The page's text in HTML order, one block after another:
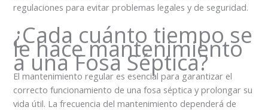
regulaciones para evitar problemas legales y de seguridad.
¿Cada cuánto tiempo se
le hace mantenimiento
a una Fosa Séptica?
El mantenimiento regular es esencial para garantizar el
correcto funcionamiento de una fosa séptica y prolongar su
vida útil. La frecuencia del mantenimiento dependerá de